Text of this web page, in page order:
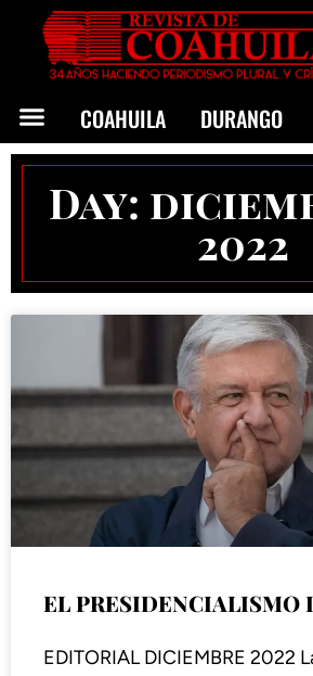
COAHUILA DURANGO
Day:
2022
EL PRESIDENCIALISMO
EDITORIAL DICIEMBRE 2022